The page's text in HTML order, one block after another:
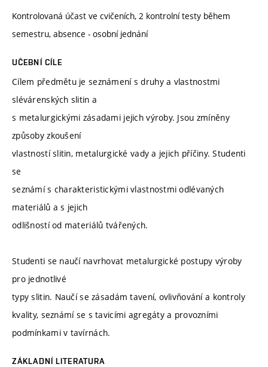
Kontrolovaná účast ve cvičeních, 2 kontrolní testy během
semestru, absence - osobní jednání
UČEBNÍ CÍLE
Cílem předmětu je seznámení s druhy a vlastnostmi
slévárenských slitin a
s metalurgickými zásadami jejich výroby. Jsou zmíněny
způsoby zkoušení
vlastností slitin, metalurgické vady a jejich příčiny. Studenti
se
seznámí s charakteristickými vlastnostmi odlévaných
materiálů a s jejich
odlišností od materiálů tvářených.
Studenti se naučí navrhovat metalurgické postupy výroby
pro jednotlivé
typy slitin. Naučí se zásadám tavení, ovlivňování a kontroly
kvality, seznámí se s tavicími agregáty a provozními
podmínkami v tavírnách.
ZÁKLADNÍ LITERATURA